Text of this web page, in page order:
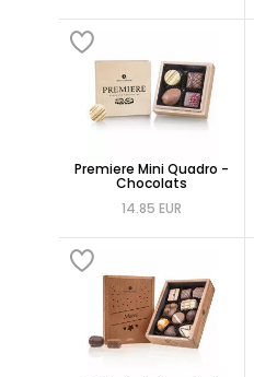
Premiere Mini Quadro -
Chocolats
14.85 EUR